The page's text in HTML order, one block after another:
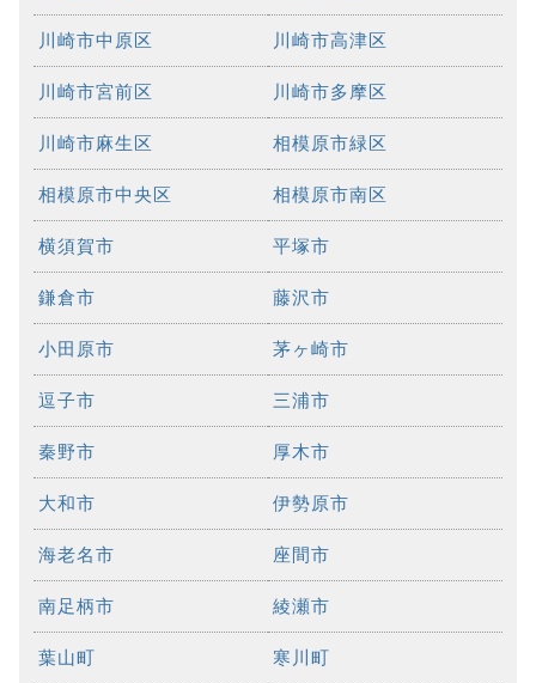
川崎市中原区 川崎市高津区
川崎市宮前区 川崎市多摩区
川崎市麻生区 相模原市緑区
相模原市中央区 相模原市南区
横須賀市 平塚市
鎌倉市 藤沢市
小田原市 茅ヶ崎市
逗子市 三浦市
秦野市 厚木市
大和市 伊勢原市
海老名市 座間市
南足柄市 綾瀬市
葉山町 寒川町